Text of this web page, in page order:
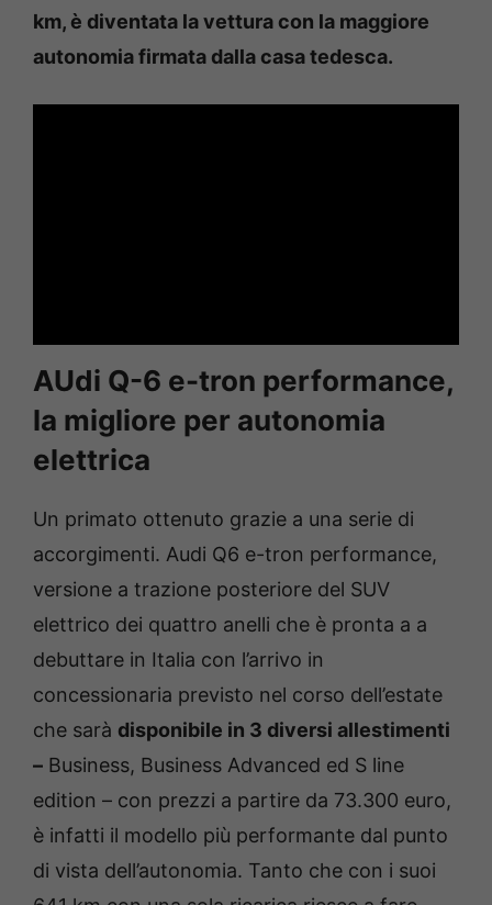
km, è diventata la vettura con la maggiore
autonomia firmata dalla casa tedesca.
AUdi Q-6 e-tron performance,
la migliore per autonomia
elettrica
Un primato ottenuto grazie a una serie di
accorgimenti. Audi Q6 e-tron performance,
versione a trazione posteriore del SUV
elettrico dei quattro anelli che è pronta a a
debuttare in Italia con l’arrivo in
concessionaria previsto nel corso dell’estate
che sarà disponibile in 3 diversi allestimenti
– Business, Business Advanced ed S line
edition – con prezzi a partire da 73.300 euro,
è infatti il modello più performante dal punto
di vista dell’autonomia. Tanto che con i suoi